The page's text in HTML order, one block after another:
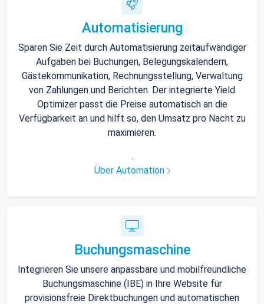
Automatisierung
Sparen Sie Zeit durch Automatisierung zeitaufwändiger
Aufgaben bei Buchungen, Belegungskalendern,
Gästekommunikation, Rechnungsstellung, Verwaltung
von Zahlungen und Berichten. Der integrierte Yield
Optimizer passt die Preise automatisch an die
Verfügbarkeit an und hilft so, den Umsatz pro Nacht zu
maximieren.
.
Über Automation
Buchungsmaschine
Integrieren Sie unsere anpassbare und mobilfreundliche
Buchungsmaschine (IBE) in Ihre Website für
provisionsfreie Direktbuchungen und automatischen